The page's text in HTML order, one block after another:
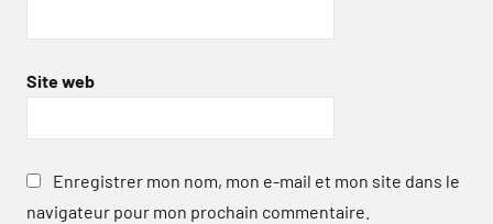
Site web
Enregistrer mon nom, mon e-mail et mon site dans le
navigateur pour mon prochain commentaire.